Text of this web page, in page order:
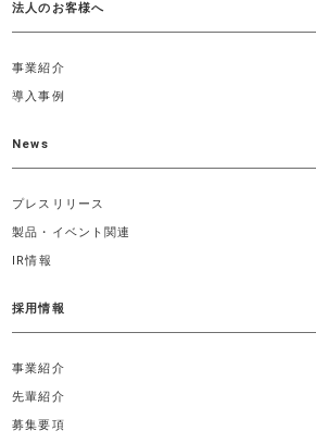
法人のお客様へ
事業紹介
導入事例
News
プレスリリース
製品・イベント関連
IR情報
採用情報
事業紹介
先輩紹介
募集要項